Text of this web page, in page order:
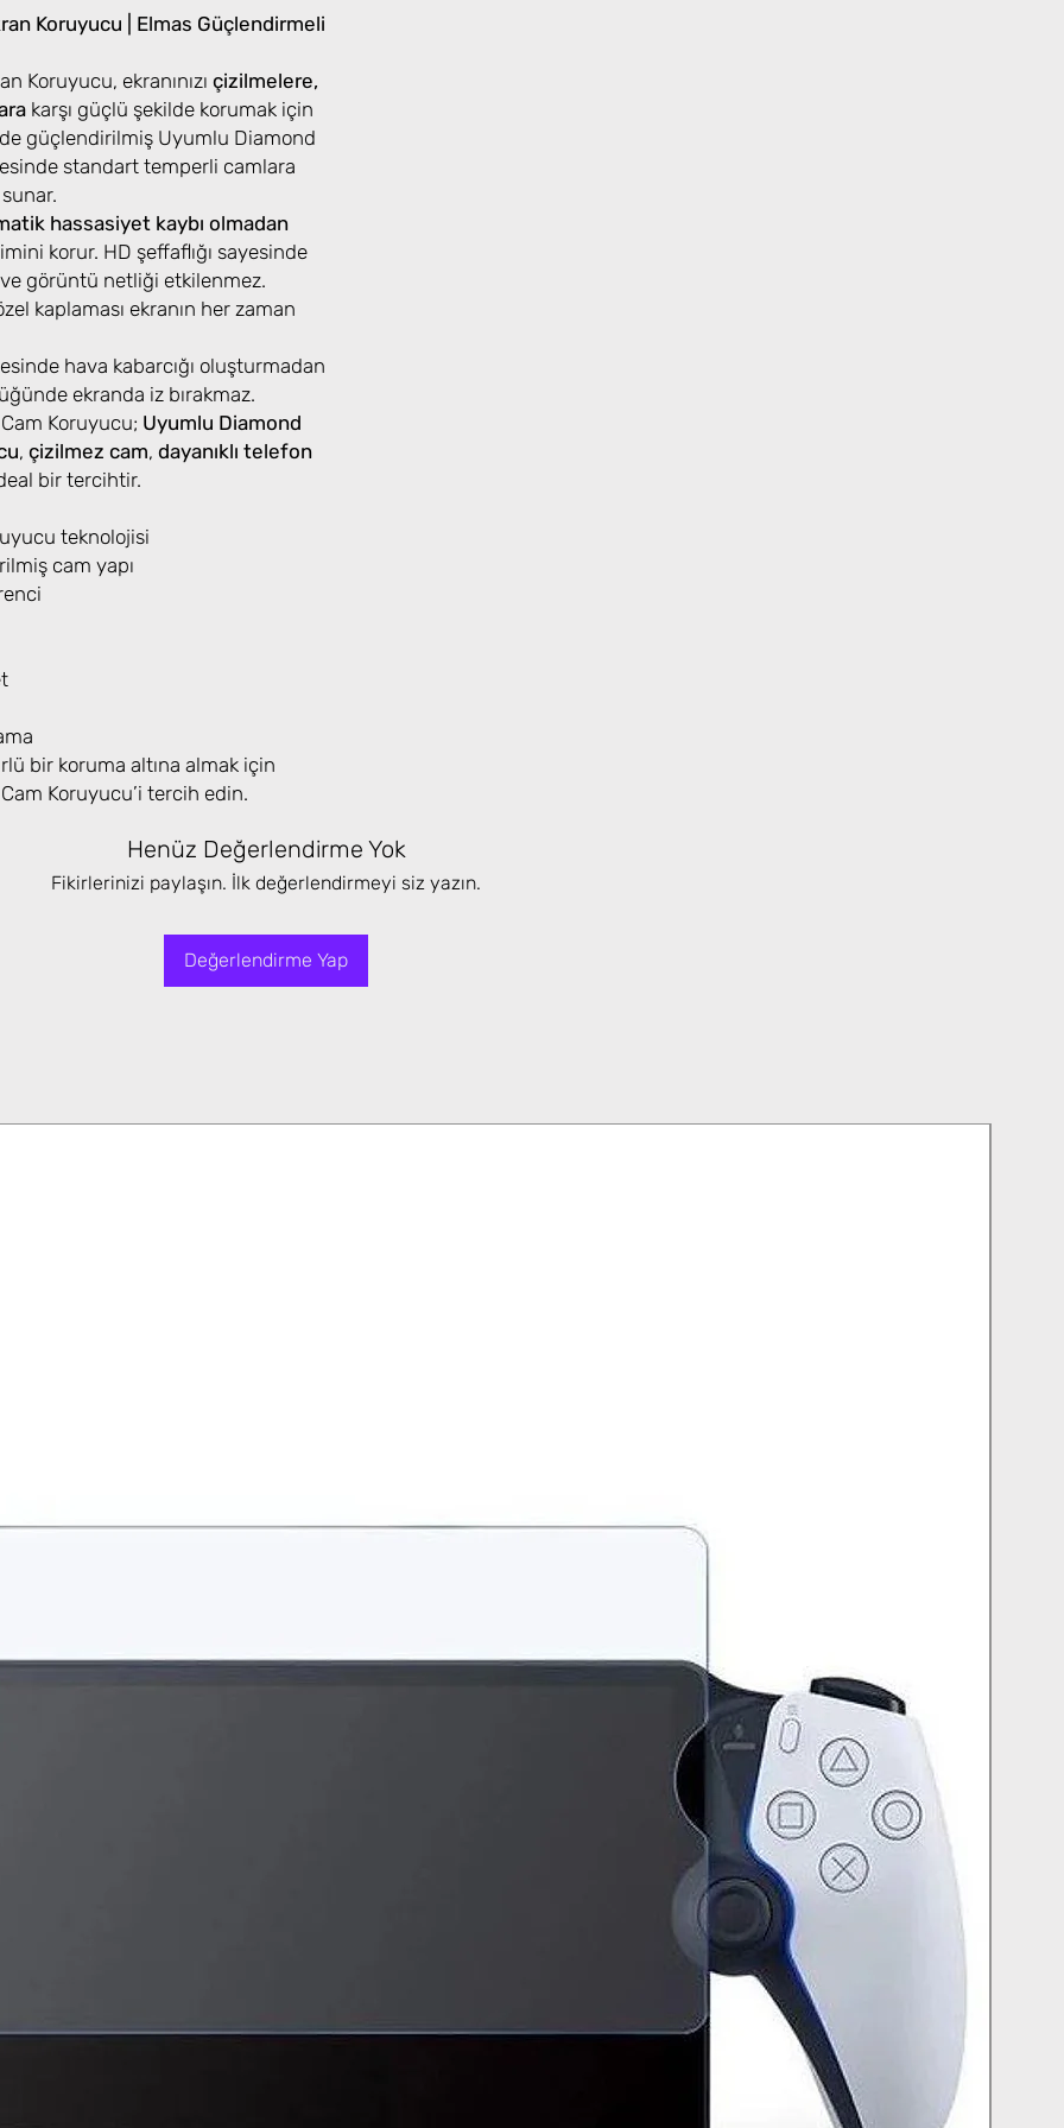
Koruyucu | Elmas Güçlendirmeli
Koruyucu, ekranınızı çizilmelere,
karşı güçlü şekilde korumak için
güçlendirilmiş Uyumlu Diamond
standart temperli camlara
hassasiyet kaybı olmadan
korur. HD şeffaflığı sayesinde
ve görüntü netliği etkilenmez.
kaplaması ekranın her zaman
hava kabarcığı oluşturmadan
ekranda iz bırakmaz.
Koruyucu; Uyumlu Diamond
, çizilmez cam, dayanıklı telefon
bir tercihtir.
teknolojisi
cam yapı
bir koruma altına almak için
Koruyucu’i tercih edin.
Henüz Değerlendirme Yok
Fikirlerinizi paylaşın. İlk değerlendirmeyi siz yazın.
Değerlendirme Yap